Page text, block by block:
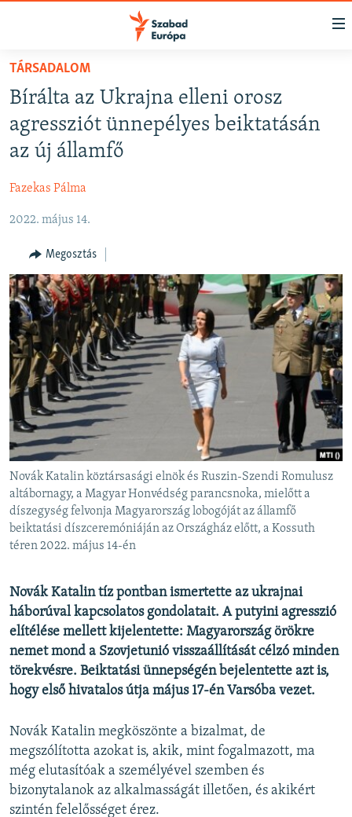
Akadálymentes
Ugrás
fő
oldalra
Ugrás
tartalomjegyzékre
NAPIRENDEN
PODCASTOK
ELEMZŐ
NER15
SZABADON
TÁRSADALOM
DEMOKRÁCIA
A PÉNZ NYOMÁBAN
EURÓPAI UNIÓ
VILÁG
KLÍMAVÁLTOZÁS
A MÚLT TANULSÁGAI
KÖVESSEN MINKET!
TÁRSADALOM
Bírálta az Ukrajna elleni orosz
agressziót ünnepélyes beiktatásán
az új államfő
Fazekas Pálma
2022. május 14.
Megosztás
Novák Katalin köztársasági elnök és Ruszin-Szendi Romulusz
altábornagy, a Magyar Honvédség parancsnoka, mielőtt a
díszegység felvonja Magyarország lobogóját az államfő
beiktatási díszceremóniáján az Országház előtt, a Kossuth
téren 2022. május 14-én
Novák Katalin tíz pontban ismertette az ukrajnai
háborúval kapcsolatos gondolatait. A putyini agresszió
elítélése mellett kijelentette: Magyarország örökre
nemet mond a Szovjetunió visszaállítását célzó minden
törekvésre. Beiktatási ünnepségén bejelentette azt is,
hogy első hivatalos útja május 17-én Varsóba vezet.
Novák Katalin megköszönte a bizalmat, de
megszólította azokat is, akik, mint fogalmazott, ma
még elutasítóak a személyével szemben és
bizonytalanok az alkalmasságát illetően, és akikért
szintén felelősséget érez.
FELIRATKOZÁS